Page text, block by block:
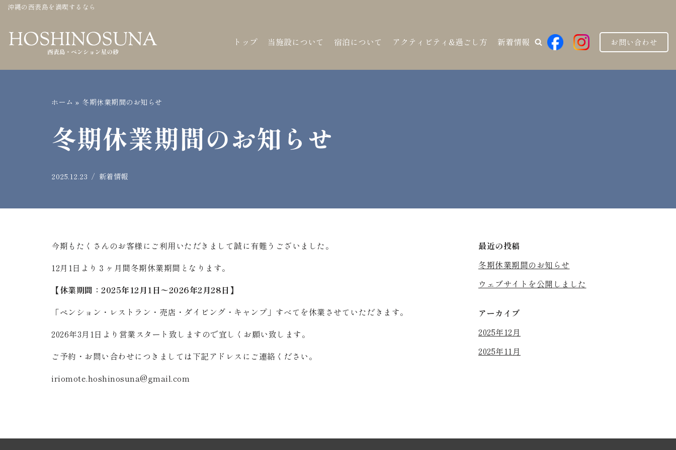
ン
ン
沖縄の西表島を満喫するなら
トップ 当施設について 宿泊について アクティビティ&過ごし方 新着情報 お問い合わせ
ホーム » 冬期休業期間のお知らせ
冬期休業期間のお知らせ
2025.12.23 新着情報
今期もたくさんのお客様にご利用いただきまして誠に有難うございました。
12月1日より３ヶ月間冬期休業期間となります。
【休業期間：2025年12月1日〜2026年2月28日】
「ペンション・レストラン・売店・ダイビング・キャンプ」すべてを休業させていただきます。
2026年3月1日より営業スタート致しますので宜しくお願い致します。
ご予約・お問い合わせにつきましては下記アドレスにご連絡ください。
iriomote.hoshinosuna@gmail.com
最近の投稿
冬期休業期間のお知らせ
ウェブサイトを公開しました
アーカイブ
2025年12月
2025年11月